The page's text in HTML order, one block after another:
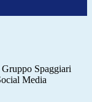
Spaggiari
Media